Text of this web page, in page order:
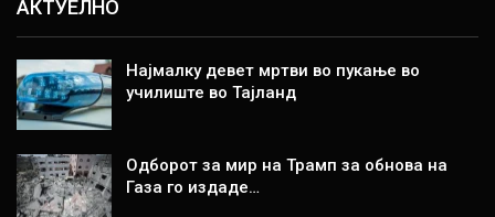
АКТУЕЛНО
Најмалку девет мртви во пукање во
училиште во Тајланд
Одборот за мир на Трамп за обнова на
Газа го издаде…